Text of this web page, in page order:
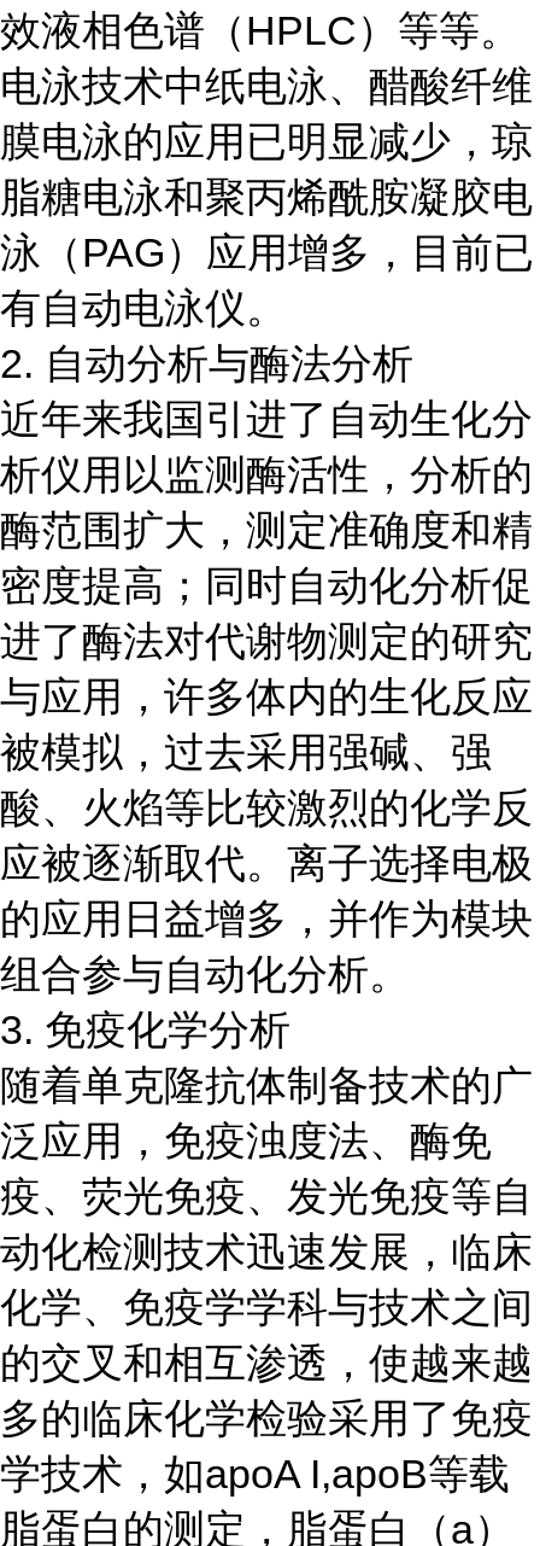
效液相色谱（HPLC）等等。
电泳技术中纸电泳、醋酸纤维
膜电泳的应用已明显减少，琼
脂糖电泳和聚丙烯酰胺凝胶电
泳（PAG）应用增多，目前已
有自动电泳仪。
2. 自动分析与酶法分析
近年来我国引进了自动生化分
析仪用以监测酶活性，分析的
酶范围扩大，测定准确度和精
密度提高；同时自动化分析促
进了酶法对代谢物测定的研究
与应用，许多体内的生化反应
被模拟，过去采用强碱、强
酸、火焰等比较激烈的化学反
应被逐渐取代。离子选择电极
的应用日益增多，并作为模块
组合参与自动化分析。
3. 免疫化学分析
随着单克隆抗体制备技术的广
泛应用，免疫浊度法、酶免
疫、荧光免疫、发光免疫等自
动化检测技术迅速发展，临床
化学、免疫学学科与技术之间
的交叉和相互渗透，使越来越
多的临床化学检验采用了免疫
学技术，如apoA I,apoB等载
脂蛋白的测定，脂蛋白（a）